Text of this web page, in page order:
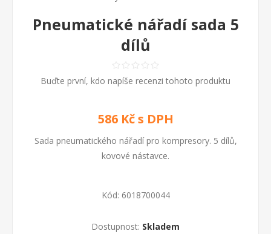
Pneumatické nářadí sada 5
dílů
Buďte první, kdo napíše recenzi tohoto produktu
586 Kč s DPH
Sada pneumatického nářadí pro kompresory. 5 dílů,
kovové nástavce.
Kód: 6018700044
Dostupnost: Skladem